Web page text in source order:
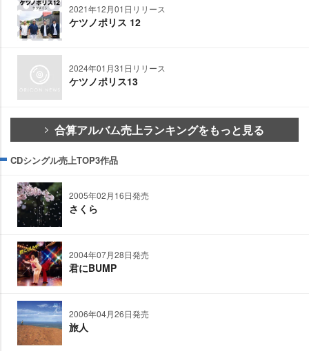
2021年12月01日リリース
ケツノポリス 12
2024年01月31日リリース
ケツノポリス13
合算アルバム売上ランキングをもっと見る
CDシングル売上TOP3作品
2005年02月16日発売
さくら
2004年07月28日発売
君にBUMP
2006年04月26日発売
旅人